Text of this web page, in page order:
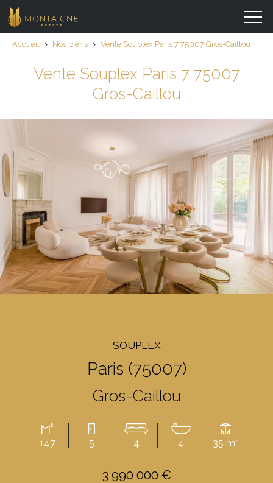
SOUPLEX
Paris (75007)
Gros-Caillou
147 5 4 4 35 m²
3 990 000 €
Accueil › Nos biens › Vente Souplex Paris 7 75007 Gros-Caillou
Vente Souplex Paris 7 75007
Gros-Caillou